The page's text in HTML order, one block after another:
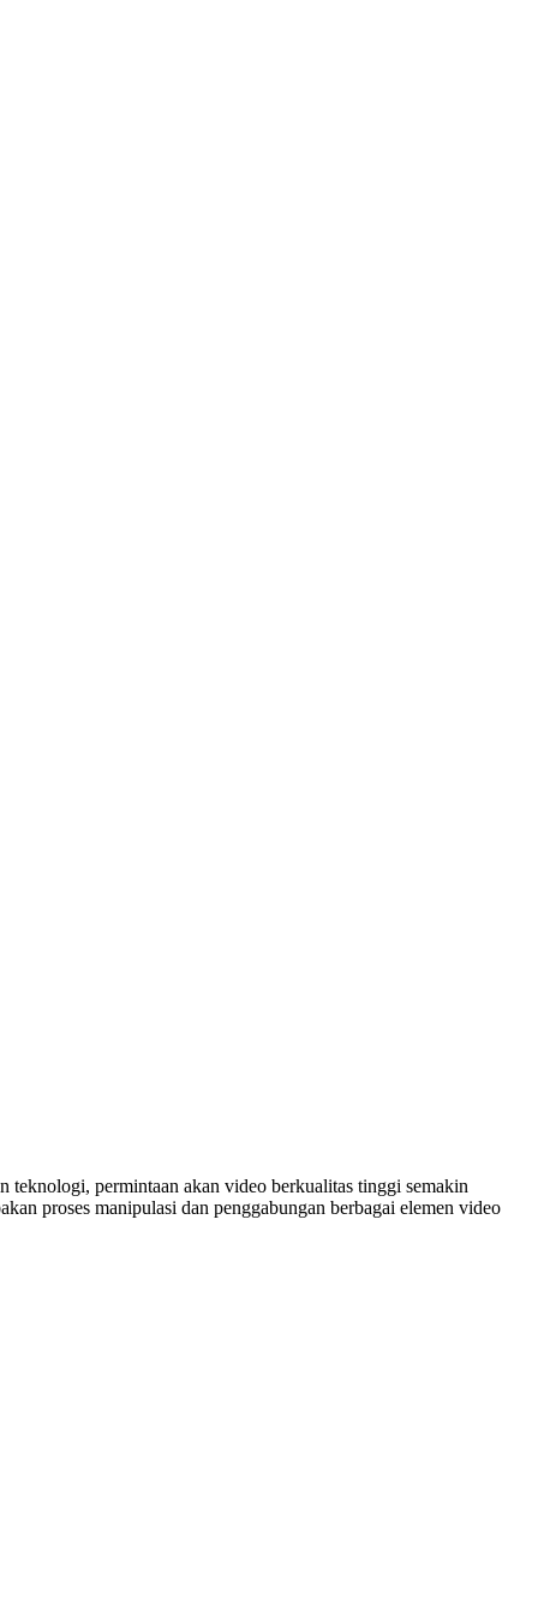
teknologi, permintaan akan video berkualitas tinggi semakin
proses manipulasi dan penggabungan berbagai elemen video